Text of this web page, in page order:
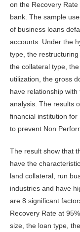
on the Recovery
bank. The sample
of business loans
accounts. Under the
type, the
the collateral type,
utilization, the gross
have relationship
analysis. The results
financial institution
to prevent Non
The result show that
have the
land collateral, run
industries and have
are 8 significant
Recovery Rate at
size, the loan type,